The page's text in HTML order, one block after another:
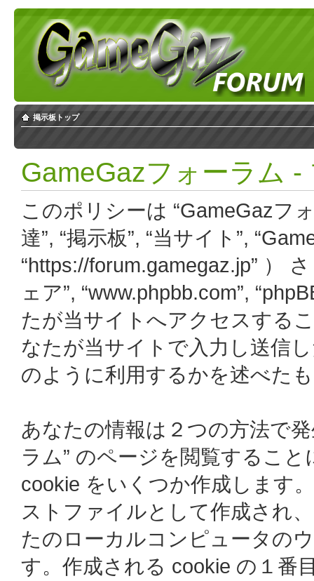
掲示板トップ
GameGazフォーラム
このポリシーは “GameGazフ
達”, “掲示板”, “当サイト”,
“https://forum.gamegaz.jp” ）
ェア”, “www.phpbb.com”,
たが当サイトへアクセスする
なたが当サイトで入力し送信
のように利用するかを述べた
あなたの情報は２つの方法で
ラム” のページを閲覧するこ
cookie をいくつか作成します
ストファイルとして作成され
たのローカルコンピュータの
す。作成される cookie の１番